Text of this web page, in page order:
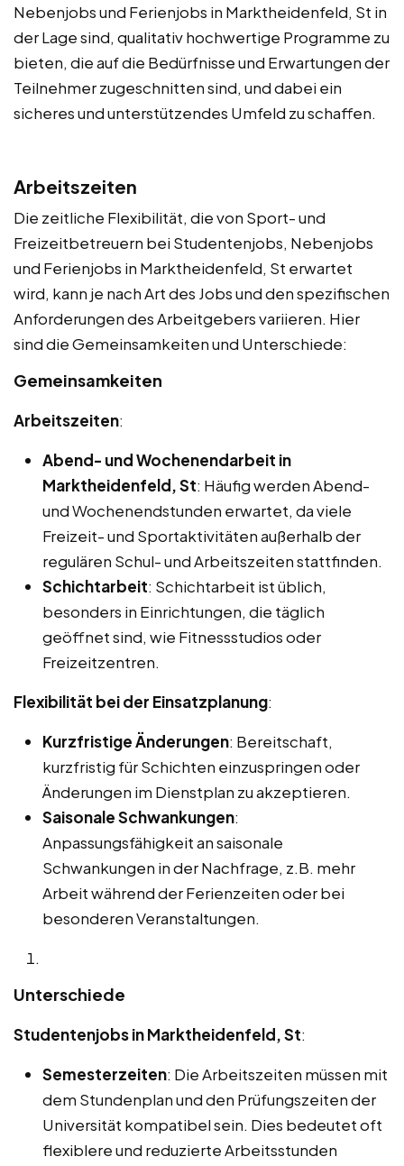
Nebenjobs und Ferienjobs in Marktheidenfeld, St in
der Lage sind, qualitativ hochwertige Programme zu
bieten, die auf die Bedürfnisse und Erwartungen der
Teilnehmer zugeschnitten sind, und dabei ein
sicheres und unterstützendes Umfeld zu schaffen.
Arbeitszeiten
Die zeitliche Flexibilität, die von Sport- und
Freizeitbetreuern bei Studentenjobs, Nebenjobs
und Ferienjobs in Marktheidenfeld, St erwartet
wird, kann je nach Art des Jobs und den spezifischen
Anforderungen des Arbeitgebers variieren. Hier
sind die Gemeinsamkeiten und Unterschiede:
Gemeinsamkeiten
Arbeitszeiten:
Abend- und Wochenendarbeit in
Marktheidenfeld, St: Häufig werden Abend-
und Wochenendstunden erwartet, da viele
Freizeit- und Sportaktivitäten außerhalb der
regulären Schul- und Arbeitszeiten stattfinden.
Schichtarbeit: Schichtarbeit ist üblich,
besonders in Einrichtungen, die täglich
geöffnet sind, wie Fitnessstudios oder
Freizeitzentren.
Flexibilität bei der Einsatzplanung:
Kurzfristige Änderungen: Bereitschaft,
kurzfristig für Schichten einzuspringen oder
Änderungen im Dienstplan zu akzeptieren.
Saisonale Schwankungen:
Anpassungsfähigkeit an saisonale
Schwankungen in der Nachfrage, z.B. mehr
Arbeit während der Ferienzeiten oder bei
besonderen Veranstaltungen.
Unterschiede
Studentenjobs in Marktheidenfeld, St:
Semesterzeiten: Die Arbeitszeiten müssen mit
dem Stundenplan und den Prüfungszeiten der
Universität kompatibel sein. Dies bedeutet oft
flexiblere und reduzierte Arbeitsstunden